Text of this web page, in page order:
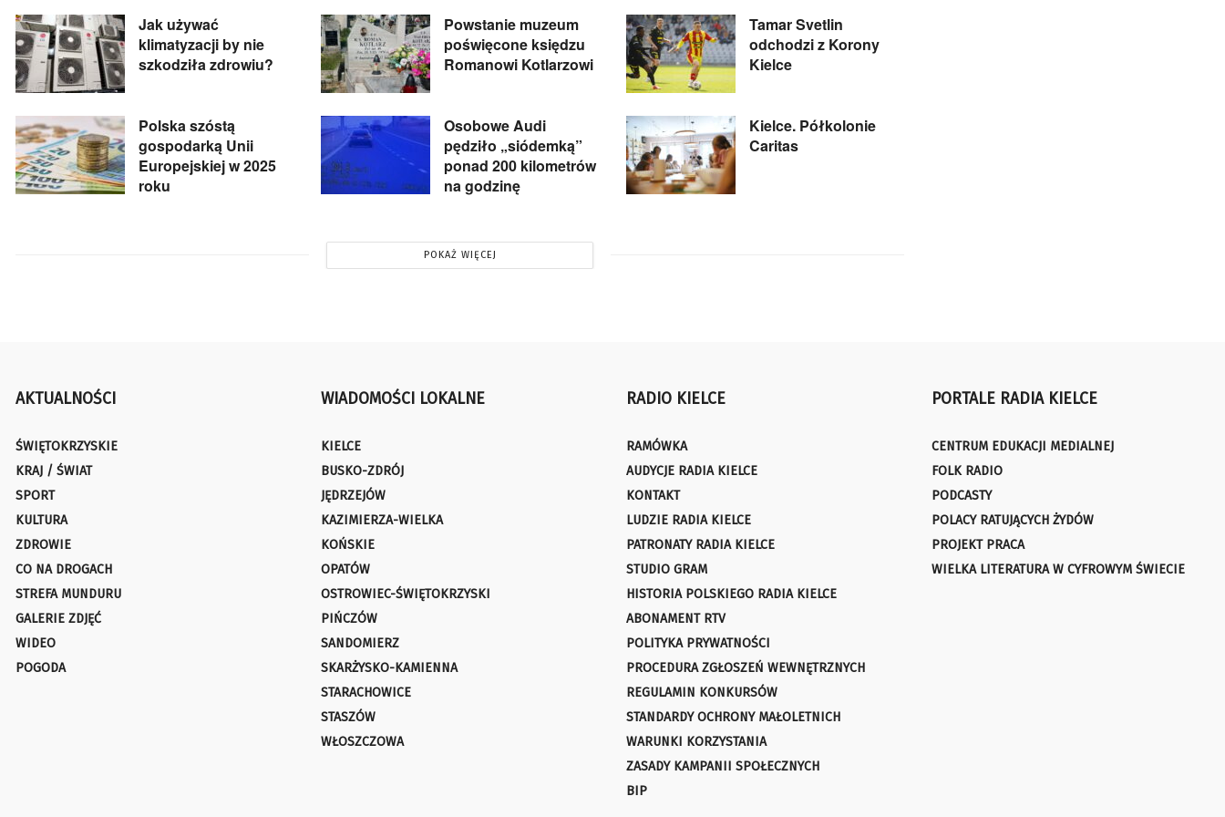
Jak używać
klimatyzacji by nie
szkodziła zdrowiu?
Powstanie muzeum
poświęcone księdzu
Romanowi Kotlarzowi
Tamar Svetlin
odchodzi z Korony
Kielce
Polska szóstą
gospodarką Unii
Europejskiej w 2025
roku
Osobowe Audi
pędziło „siódemką”
ponad 200 kilometrów
na godzinę
Kielce. Półkolonie
Caritas
POKAŻ WIĘCEJ
AKTUALNOŚCI
ŚWIĘTOKRZYSKIE
KRAJ / ŚWIAT
SPORT
KULTURA
ZDROWIE
CO NA DROGACH
STREFA MUNDURU
GALERIE ZDJĘĆ
WIDEO
POGODA
WIADOMOŚCI LOKALNE
KIELCE
BUSKO-ZDRÓJ
JĘDRZEJÓW
KAZIMIERZA-WIELKA
KOŃSKIE
OPATÓW
OSTROWIEC-ŚWIĘTOKRZYSKI
PIŃCZÓW
SANDOMIERZ
SKARŻYSKO-KAMIENNA
STARACHOWICE
STASZÓW
WŁOSZCZOWA
RADIO KIELCE
RAMÓWKA
AUDYCJE RADIA KIELCE
KONTAKT
LUDZIE RADIA KIELCE
PATRONATY RADIA KIELCE
STUDIO GRAM
HISTORIA POLSKIEGO RADIA KIELCE
ABONAMENT RTV
POLITYKA PRYWATNOŚCI
PROCEDURA ZGŁOSZEŃ WEWNĘTRZNYCH
REGULAMIN KONKURSÓW
STANDARDY OCHRONY MAŁOLETNICH
WARUNKI KORZYSTANIA
ZASADY KAMPANII SPOŁECZNYCH
BIP
PORTALE RADIA KIELCE
CENTRUM EDUKACJI MEDIALNEJ
FOLK RADIO
PODCASTY
POLACY RATUJĄCYCH ŻYDÓW
PROJEKT PRACA
WIELKA LITERATURA W CYFROWYM ŚWIECIE